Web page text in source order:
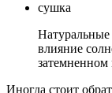
сушка
Натуральные
влияние
затемненном
Иногда стоит